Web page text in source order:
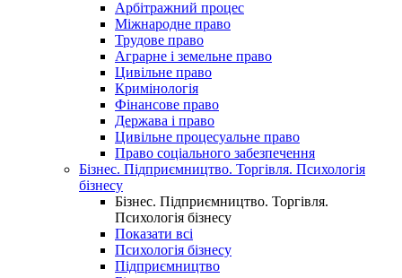
Арбітражний процес
Міжнародне право
Трудове право
Аграрне і земельне право
Цивільне право
Кримінологія
Фінансове право
Держава і право
Цивільне процесуальне право
Право соціального забезпечення
Бізнес. Підприємництво. Торгівля. Психологія
бізнесу
Бізнес. Підприємництво. Торгівля.
Психологія бізнесу
Показати всі
Психологія бізнесу
Підприємництво